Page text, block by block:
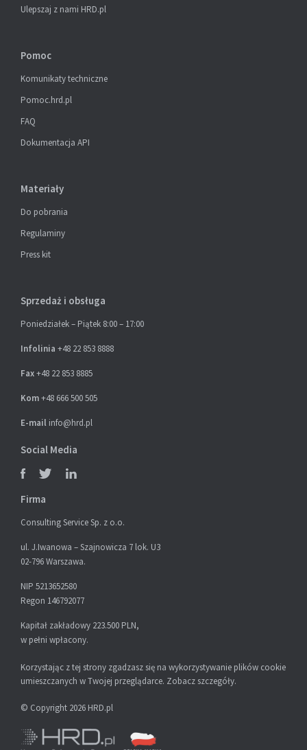
Ulepszaj z nami HRD.pl
Pomoc
Komunikaty techniczne
Pomoc.hrd.pl
FAQ
Dokumentacja API
Materiały
Do pobrania
Regulaminy
Press kit
Sprzedaż i obsługa
Poniedziałek – Piątek 8:00 – 17:00
Infolinia +48 22 853 8888
Fax+48 22 853 8885
Kom+48 666 500 505
E-mail info@hrd.pl
Social Media
Firma
Consulting Service Sp. z o.o.
ul. J.Iwanowa – Szajnowicza 7 lok. U3
02-796 Warszawa.
NIP 5213652580
Regon 146792077
Kapitał zakładowy 223.500 PLN,
w pełni wpłacony.
Korzystając z tej strony zgadzasz się na wykorzystywanie plików cookie
umieszczanych w Twojej przeglądarce. Zobacz szczegóły.
© Copyright 2026 HRD.pl